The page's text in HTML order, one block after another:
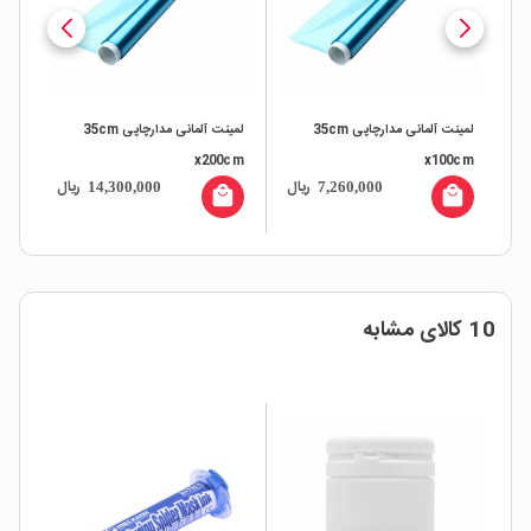
لمینت آلمانی مدارچاپی 35cm
x100cm
7,260,000 ریال local_mall
لمینت آلمانی مدارچاپی 35cm
x200cm
14,300,000 ریال local_mall
10 کالای مشابه